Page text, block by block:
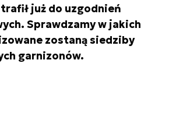
już do uzgodnień
Sprawdzamy w jakich
zostaną siedziby
garnizonów.